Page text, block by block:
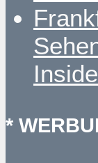
*